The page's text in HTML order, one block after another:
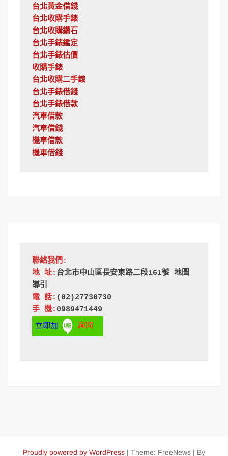
台北黃金借錢
台北收購手錶
台北收購鑽石
台北手錶鑑定
台北手錶估價
收購手錶
台北收購二手錶
台北手錶借錢
台北手錶借款
汽車借款
汽車借錢
機車借款
機車借錢
聯絡我們:
地 址: 台北市中山區長安東路二段161號 地圖
導引
電 話: (02)27730730
手 機: 0989471449
Proudly powered by WordPress | Theme: FreeNews | By